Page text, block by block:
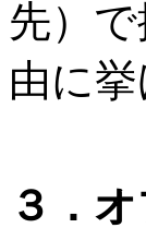
先）
由に
３．